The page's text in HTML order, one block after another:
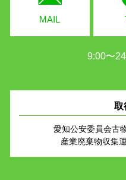
MAIL
9:00〜
取
愛知公安委員会古
産業廃棄物収集